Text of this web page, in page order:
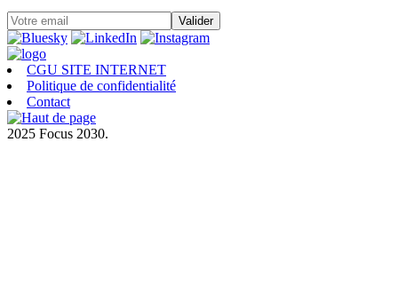
CGU SITE INTERNET
Politique de confidentialité
Contact
2025 Focus 2030.